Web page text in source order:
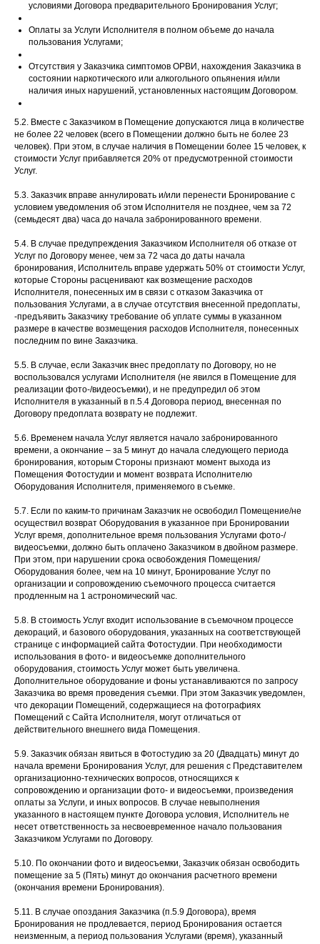
условиями Договора предварительного Бронирования Услуг;
Оплаты за Услуги Исполнителя в полном объеме до начала
пользования Услугами;
Отсутствия у Заказчика симптомов ОРВИ, нахождения Заказчика в
состоянии наркотического или алкогольного опьянения и/или
наличия иных нарушений, установленных настоящим Договором.
5.2. Вместе с Заказчиком в Помещение допускаются лица в количестве
не более 22 человек (всего в Помещении должно быть не более 23
человек). При этом, в случае наличия в Помещении более 15 человек, к
стоимости Услуг прибавляется 20% от предусмотренной стоимости
Услуг.
5.3. Заказчик вправе аннулировать и/или перенести Бронирование с
условием уведомления об этом Исполнителя не позднее, чем за 72
(семьдесят два) часа до начала забронированного времени.
5.4. В случае предупреждения Заказчиком Исполнителя об отказе от
Услуг по Договору менее, чем за 72 часа до даты начала
бронирования, Исполнитель вправе удержать 50% от стоимости Услуг,
которые Стороны расценивают как возмещение расходов
Исполнителя, понесенных им в связи с отказом Заказчика от
пользования Услугами, а в случае отсутствия внесенной предоплаты,
-предъявить Заказчику требование об уплате суммы в указанном
размере в качестве возмещения расходов Исполнителя, понесенных
последним по вине Заказчика.
5.5. В случае, если Заказчик внес предоплату по Договору, но не
воспользовался услугами Исполнителя (не явился в Помещение для
реализации фото-/видеосъемки), и не предупредил об этом
Исполнителя в указанный в п.5.4 Договора период, внесенная по
Договору предоплата возврату не подлежит.
5.6. Временем начала Услуг является начало забронированного
времени, а окончание – за 5 минут до начала следующего периода
бронирования, которым Стороны признают момент выхода из
Помещения Фотостудии и момент возврата Исполнителю
Оборудования Исполнителя, применяемого в съемке.
5.7. Если по каким-то причинам Заказчик не освободил Помещение/не
осуществил возврат Оборудования в указанное при Бронировании
Услуг время, дополнительное время пользования Услугами фото-/
видеосъемки, должно быть оплачено Заказчиком в двойном размере.
При этом, при нарушении срока освобождения Помещения/
Оборудования более, чем на 10 минут, Бронирование Услуг по
организации и сопровождению съемочного процесса считается
продленным на 1 астрономический час.
5.8. В стоимость Услуг входит использование в съемочном процессе
декораций, и базового оборудования, указанных на соответствующей
странице с информацией сайта Фотостудии. При необходимости
использования в фото- и видеосъемке дополнительного
оборудования, стоимость Услуг может быть увеличена.
Дополнительное оборудование и фоны устанавливаются по запросу
Заказчика во время проведения съемки. При этом Заказчик уведомлен,
что декорации Помещений, содержащиеся на фотографиях
Помещений с Сайта Исполнителя, могут отличаться от
действительного внешнего вида Помещения.
5.9. Заказчик обязан явиться в Фотостудию за 20 (Двадцать) минут до
начала времени Бронирования Услуг, для решения с Представителем
организационно-технических вопросов, относящихся к
сопровождению и организации фото- и видеосъемки, произведения
оплаты за Услуги, и иных вопросов. В случае невыполнения
указанного в настоящем пункте Договора условия, Исполнитель не
несет ответственность за несвоевременное начало пользования
Заказчиком Услугами по Договору.
5.10. По окончании фото и видеосъемки, Заказчик обязан освободить
помещение за 5 (Пять) минут до окончания расчетного времени
(окончания времени Бронирования).
5.11. В случае опоздания Заказчика (п.5.9 Договора), время
Бронирования не продлевается, период Бронирования остается
неизменным, а период пользования Услугами (время), указанный